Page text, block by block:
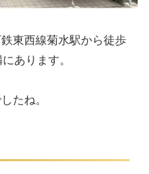
東西線菊水駅から徒歩
あります。
たね。